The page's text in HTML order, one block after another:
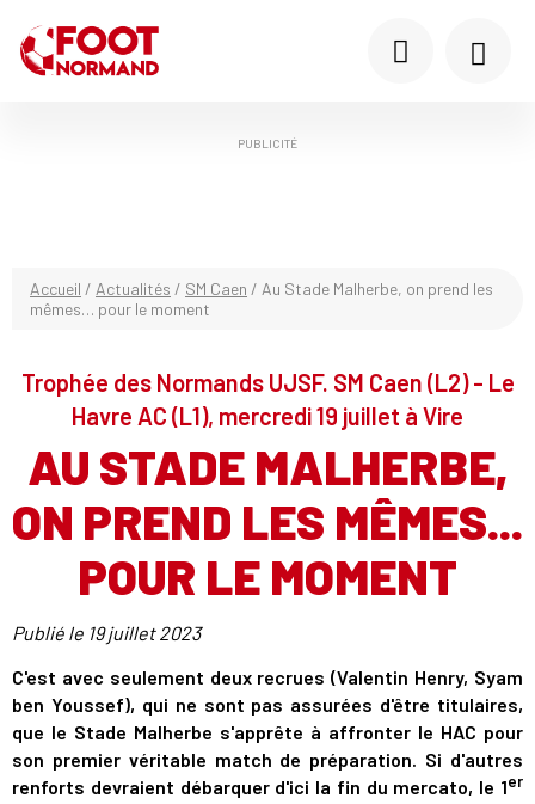
PUBLICITÉ
Accueil / Actualités / SM Caen / Au Stade Malherbe, on prend les
mêmes… pour le moment
Trophée des Normands UJSF. SM Caen (L2) - Le
Havre AC (L1), mercredi 19 juillet à Vire
AU STADE MALHERBE,
ON PREND LES MÊMES...
POUR LE MOMENT
Publié le 19 juillet 2023
C'est avec seulement deux recrues (Valentin Henry, Syam
ben Youssef), qui ne sont pas assurées d'être titulaires,
que le Stade Malherbe s'apprête à affronter le HAC pour
son premier véritable match de préparation. Si d'autres
renforts devraient débarquer d'ici la fin du mercato, le 1er